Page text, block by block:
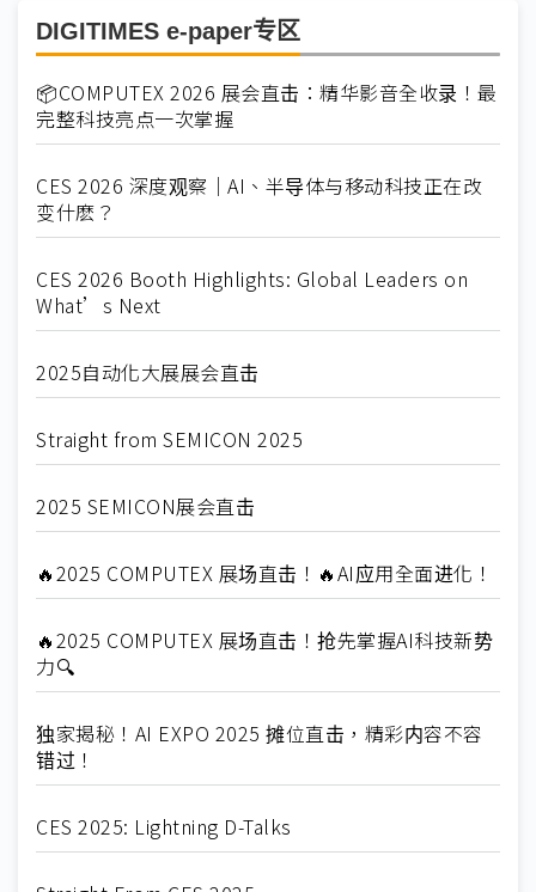
DIGITIMES e-paper专区
📦COMPUTEX 2026 展会直击：精华影音全收录！最
完整科技亮点一次掌握
CES 2026 深度观察｜AI、半导体与移动科技正在改
变什麽？
CES 2026 Booth Highlights: Global Leaders on
What’s Next
2025自动化大展展会直击
Straight from SEMICON 2025
2025 SEMICON展会直击
🔥2025 COMPUTEX 展场直击！🔥AI应用全面进化！
🔥2025 COMPUTEX 展场直击！抢先掌握AI科技新势
力🔍
独家揭秘！AI EXPO 2025 摊位直击，精彩内容不容
错过！
CES 2025: Lightning D-Talks